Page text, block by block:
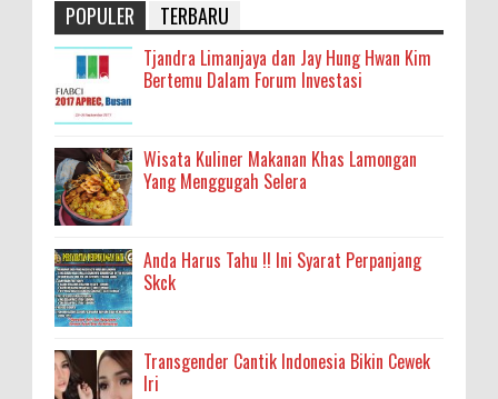
POPULER TERBARU
Tjandra Limanjaya dan Jay Hung Hwan Kim
Bertemu Dalam Forum Investasi
Wisata Kuliner Makanan Khas Lamongan
Yang Menggugah Selera
Anda Harus Tahu !! Ini Syarat Perpanjang
Skck
Transgender Cantik Indonesia Bikin Cewek
Iri